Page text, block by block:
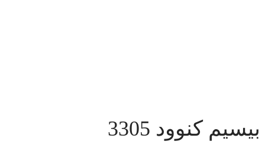
بیسیم کنوود 3305